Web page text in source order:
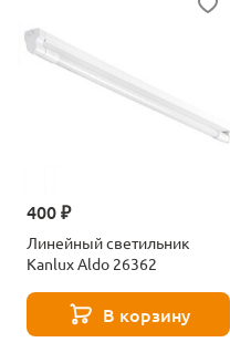
400 ₽
Линейный светильник
Kanlux Aldo 26362
В корзину